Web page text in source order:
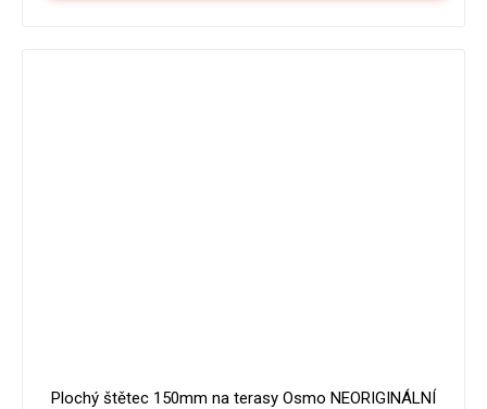
Plochý štětec 150mm na terasy Osmo NEORIGINÁLNÍ